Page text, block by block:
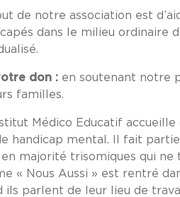
de notre association est
dans le milieu ordinaire
don : en soutenant notre
familles.
Médico Educatif
handicap mental. Il fait partie
majorité trisomiques qui ne
« Nous Aussi » est rentré
ils parlent de leur lieu de